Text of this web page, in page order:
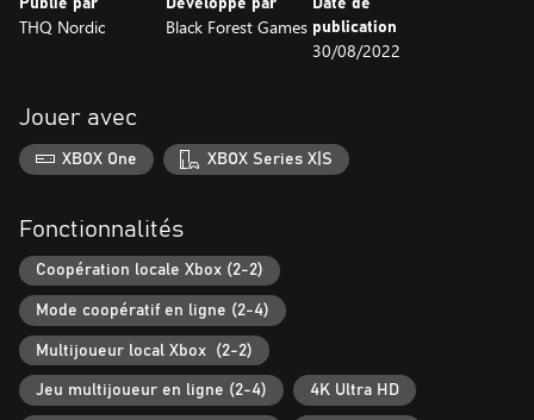
Publié par
THQ Nordic
Développé par
Black Forest Games
Date de
publication
30/08/2022
Jouer avec
XBOX One XBOX Series X|S
Fonctionnalités
Coopération locale Xbox (2-2)
Mode coopératif en ligne (2-4)
Multijoueur local Xbox (2-2)
Jeu multijoueur en ligne (2-4) 4K Ultra HD